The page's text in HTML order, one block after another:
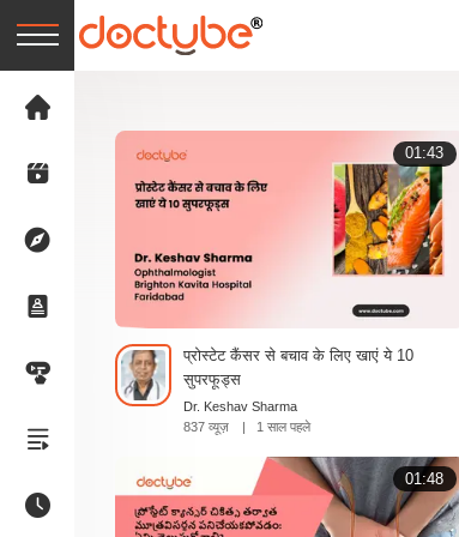
01:43
प्रोस्टेट कैंसर से बचाव के लिए खाएं ये 10
सुपरफूड्स
Dr. Keshav Sharma
837 व्यूज़
| 1 साल पहले
01:48